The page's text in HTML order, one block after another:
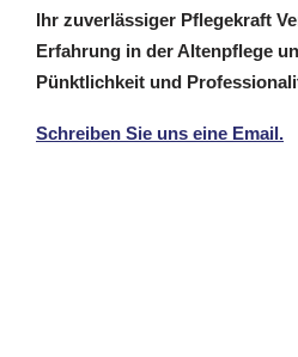
Ihr zuverlässiger Pflegekraft
Erfahrung in der Altenpflege
Pünktlichkeit und
Schreiben Sie uns eine Email.